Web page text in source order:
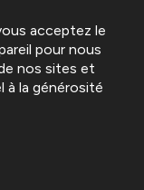
acceptez le
pour nous
nos sites et
à la générosité